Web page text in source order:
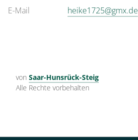
E-Mail
heike1725@gmx.de
von Saar-Hunsrück-Steig
Alle Rechte vorbehalten